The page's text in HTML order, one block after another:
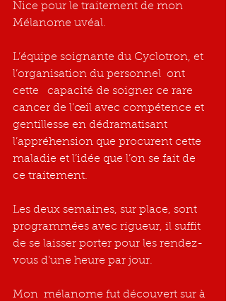
Nice pour le traitement de mon
Mélanome uvéal.
L’équipe soignante du Cyclotron, et
l’organisation du personnel  ont
cette   capacité de soigner ce rare
cancer de l’œil avec compétence et
gentillesse en dédramatisant
l’appréhension que procurent cette
maladie et l’idée que l’on se fait de
ce traitement.
Les deux semaines, sur place, sont
programmées avec rigueur, il suffit
de se laisser porter pour les rendez-
vous d’une heure par jour.
Mon  mélanome fut découvert sur à